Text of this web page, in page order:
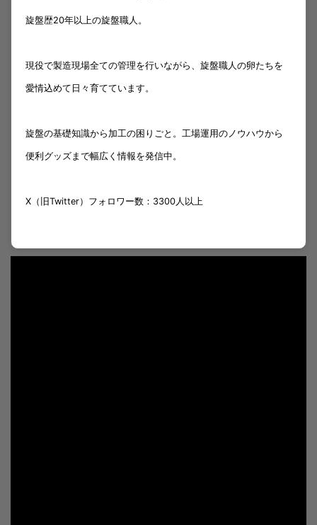
旋盤歴20年以上の旋盤職人。
現役で製造現場全ての管理を行いながら、旋盤職人の卵たちを
愛情込めて日々育てています。
旋盤の基礎知識から加工の困りごと。工場運用のノウハウから
便利グッズまで幅広く情報を発信中。
X（旧Twitter）フォロワー数：3300人以上